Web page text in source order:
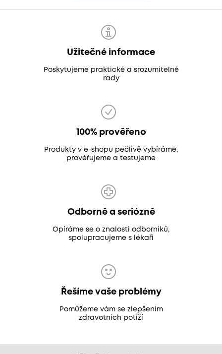
Užitečné informace
Poskytujeme praktické a srozumitelné
rady
100% prověřeno
Produkty v e-shopu pečlivě vybíráme,
prověřujeme a testujeme
Odborně a seriózně
Opíráme se o znalosti odborníků,
spolupracujeme s lékaři
Řešíme vaše problémy
Pomůžeme vám se zlepšením
zdravotních potíží